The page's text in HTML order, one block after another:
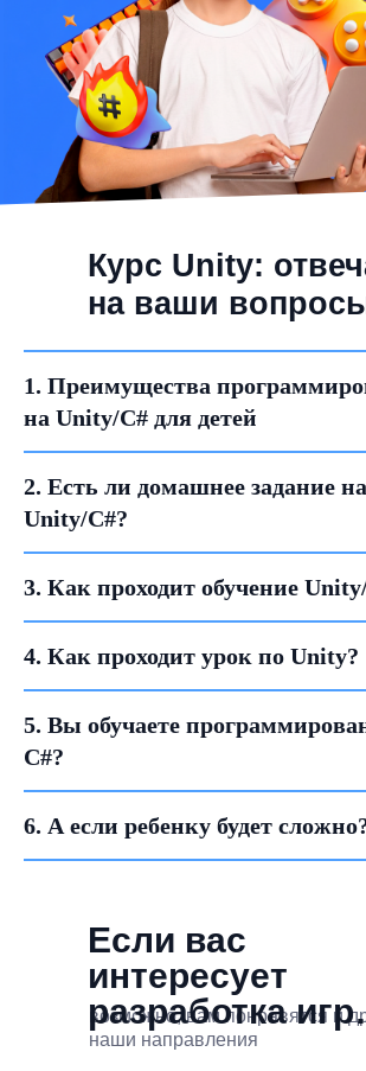
Курс Unity:
на ваши
1. Преимущества
на Unity/C# для детей
2. Есть ли домашнее задание
Unity/C#?
3. Как проходит обучение
4. Как проходит урок по Unity?
5. Вы обучаете
C#?
6. А если ребенку будет
возможно, вам понравятся и
наши направления
Если вас
интересует
разработка